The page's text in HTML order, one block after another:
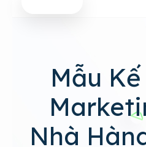
Mẫu
Nhà